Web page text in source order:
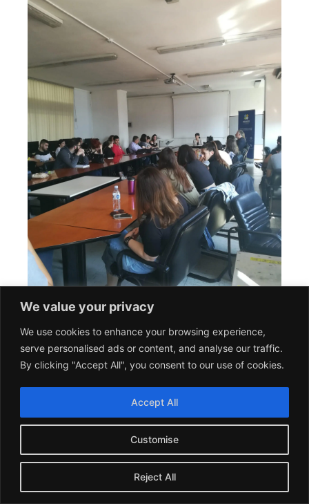
We value your privacy
We use cookies to enhance your browsing experience,
serve personalised ads or content, and analyse our traffic.
By clicking "Accept All", you consent to our use of cookies.
Customise
Reject All
Accept All